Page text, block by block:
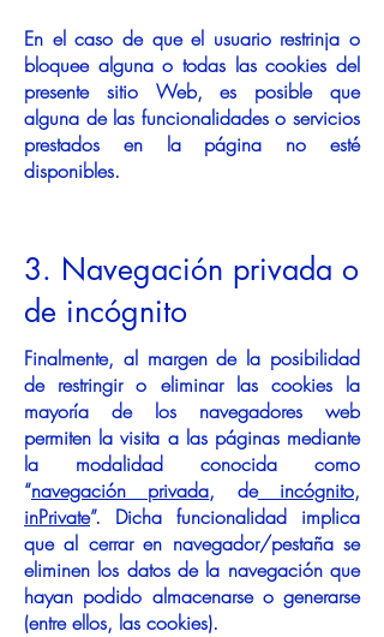
En el caso de que el usuario restrinja o
bloquee alguna o todas las cookies del
presente sitio Web, es posible que
alguna de las funcionalidades o servicios
prestados en la página no esté
disponibles.
3. Navegación privada o
de incógnito
Finalmente, al margen de la posibilidad
de restringir o eliminar las cookies la
mayoría de los navegadores web
permiten la visita a las páginas mediante
la modalidad conocida como
“navegación privada, deincógnito,
inPrivate”. Dicha funcionalidad implica
que al cerrar en navegador/pestaña se
eliminen los datos de la navegación que
hayan podido almacenarse o generarse
(entre ellos, las cookies).